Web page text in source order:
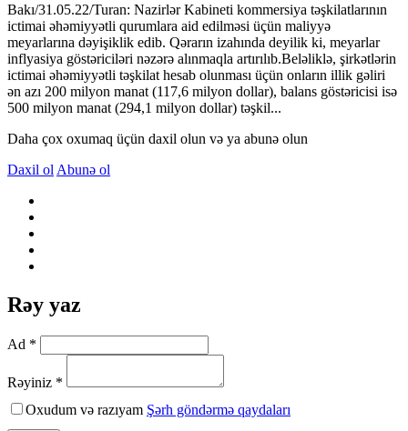
Bakı/31.05.22/Turan: Nazirlər Kabineti kommersiya təşkilatlarının
ictimai əhəmiyyətli qurumlara aid edilməsi üçün maliyyə
meyarlarına dəyişiklik edib. Qərarın izahında deyilik ki, meyarlar
inflyasiya göstəriciləri nəzərə alınmaqla artırılıb.Beləliklə, şirkətlərin
ictimai əhəmiyyətli təşkilat hesab olunması üçün onların illik gəliri
ən azı 200 milyon manat (117,6 milyon dollar), balans göstəricisi isə
500 milyon manat (294,1 milyon dollar) təşkil...
Daha çox oxumaq üçün daxil olun və ya abunə olun
Daxil ol Abunə ol
Rəy yaz
Ad *
Rəyiniz *
Oxudum və razıyam Şərh göndərmə qaydaları